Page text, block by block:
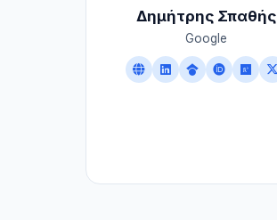
Δημήτρης Σπαθής
Google